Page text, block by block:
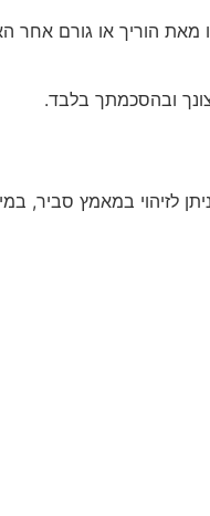
המוצעים בו מאת הוריך או
ובהסכמתך בלבד.